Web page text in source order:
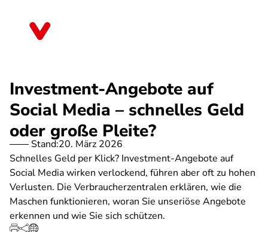
Investment-Angebote auf
Social Media – schnelles Geld
oder große Pleite?
Stand:20. März 2026
Schnelles Geld per Klick? Investment-Angebote auf
Social Media wirken verlockend, führen aber oft zu hohen
Verlusten. Die Verbraucherzentralen erklären, wie die
Maschen funktionieren, woran Sie unseriöse Angebote
erkennen und wie Sie sich schützen.